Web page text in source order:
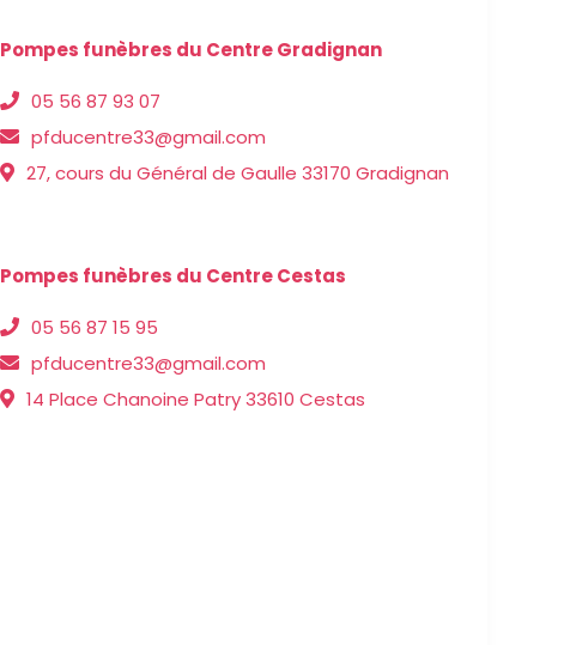
Pompes funèbres du Centre Gradignan
05 56 87 93 07
pfducentre33@gmail.com
27, cours du Général de Gaulle 33170 Gradignan
Pompes funèbres du Centre Cestas
05 56 87 15 95
pfducentre33@gmail.com
14 Place Chanoine Patry 33610 Cestas